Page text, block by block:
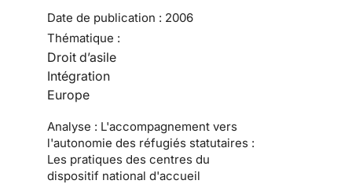
Date de publication : 2006
Thématique :
Droit d’asile
Intégration
Europe
Analyse : L'accompagnement vers
l'autonomie des réfugiés statutaires :
Les pratiques des centres du
dispositif national d'accueil